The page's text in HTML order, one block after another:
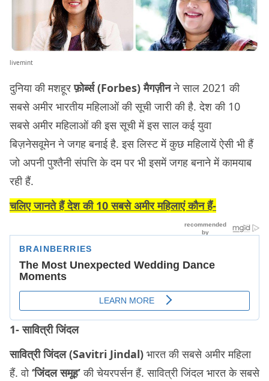
livemint
दुनिया की मशहूरफ़ोर्ब्स (Forbes) मैगज़ीनने साल 2021 की
सबसे अमीर भारतीय महिलाओं की सूची जारी की है. देश की 10
सबसे अमीर महिलाओं की इस सूची में इस साल कई युवा
बिज़नेसवूमेन ने जगह बनाई है. इस लिस्ट में कुछ महिलायें ऐसी भी हैं
जो अपनी पुश्तैनी संपत्ति के दम पर भी इसमें जगह बनाने में कामयाब
रही हैं.
चलिए जानते हैं देश की 10 सबसे अमीर महिलाएं कौन हैं-
1- सावित्री जिंदल
सावित्री जिंदल (Savitri Jindal) भारत की सबसे अमीर महिला
हैं. वो‘जिंदल समूह’की चेयरपर्सन हैं. सावित्री जिंदल भारत के सबसे